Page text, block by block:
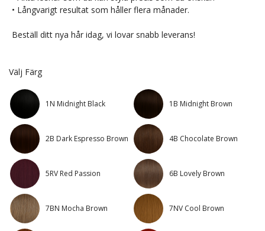
• Långvarigt resultat som håller flera månader.
Beställ ditt nya hår idag, vi lovar snabb leverans!
Välj Färg
1N Midnight Black 1B Midnight Brown
2B Dark Espresso Brown 4B Chocolate Brown
5RV Red Passion 6B Lovely Brown
7BN Mocha Brown 7NV Cool Brown